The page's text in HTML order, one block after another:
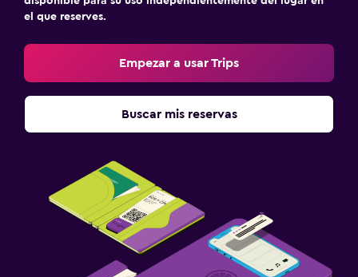
el que reserves.
Empezar a usar Trips
Buscar mis reservas